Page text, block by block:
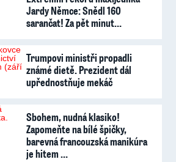
Jardy Němce: Snědl 160
sarančat! Za pět minut…
Trumpovi ministři propadli
známé dietě. Prezident dál
upřednostňuje mekáč
Sbohem, nudná klasiko!
Zapomeňte na bílé špičky,
barevná francouzská manikúra
je hitem …